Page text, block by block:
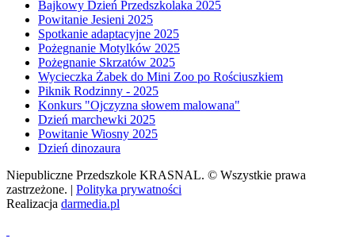
Bajkowy Dzień Przedszkolaka 2025
Powitanie Jesieni 2025
Spotkanie adaptacyjne 2025
Pożegnanie Motylków 2025
Pożegnanie Skrzatów 2025
Wycieczka Żabek do Mini Zoo po Rościuszkiem
Piknik Rodzinny - 2025
Konkurs "Ojczyzna słowem malowana"
Dzień marchewki 2025
Powitanie Wiosny 2025
Dzień dinozaura
Niepubliczne Przedszkole KRASNAL. © Wszystkie prawa
zastrzeżone. | Polityka prywatności
Realizacja darmedia.pl